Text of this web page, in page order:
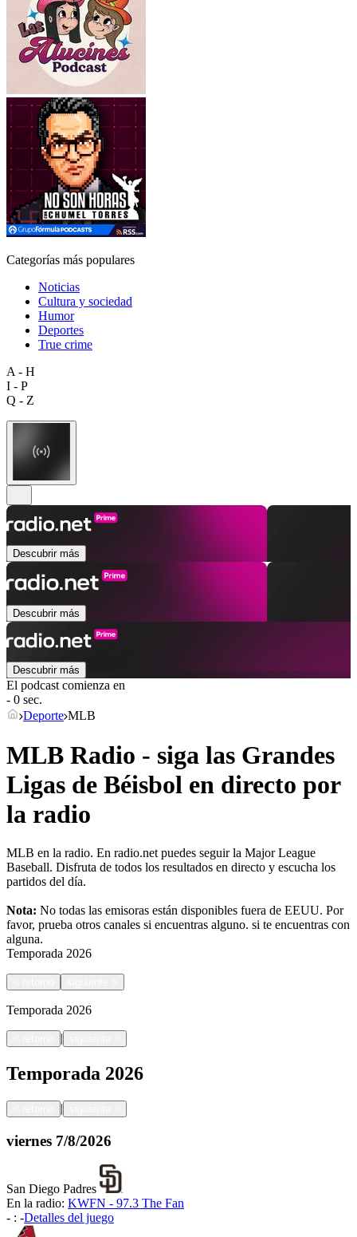
Categorías más populares
Noticias
Cultura y sociedad
Humor
Deportes
True crime
A - H
I - P
Q - Z
Descubrir más
Descubrir más
Descubrir más
El podcast comienza en
- 0 sec.
Deporte MLB
MLB Radio - siga las Grandes
Ligas de Béisbol en directo por
la radio
MLB en la radio. En radio.net puedes seguir la Major League
Baseball. Disfruta de todos los resultados en directo y escucha los
partidos del día.
Nota: No todas las emisoras están disponibles fuera de EEUU. Por
favor, prueba otros canales si encuentras alguno. si te encuentras con
alguna.
Temporada 2026
Temporada 2026
|
Temporada 2026
|
viernes 7/8/2026
San Diego Padres
En la radio: KWFN - 97.3 The Fan
- : -Detalles del juego